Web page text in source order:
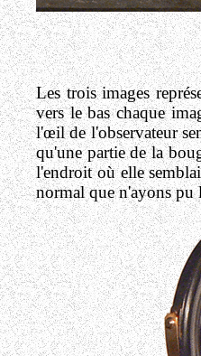
Les trois images
vers le bas chaque
l'œil de l'observateur
qu'une partie de la
l'endroit où elle
normal que n'ayons pu